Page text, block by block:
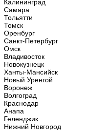
Калининград
Самара
Тольятти
Томск
Оренбург
Санкт-Петербург
Омск
Владивосток
Новокузнецк
Ханты-Мансийск
Новый Уренгой
Воронеж
Волгоград
Краснодар
Анапа
Геленджик
Нижний Новгород